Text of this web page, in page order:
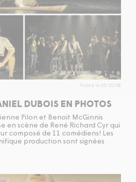
Publié le 05/10/08
DUBOIS EN PHOTOS
Pilon et Benoit McGinnis
en scène de René Richard Cyr qui
composé de 11 comédiens! Les
production sont signées